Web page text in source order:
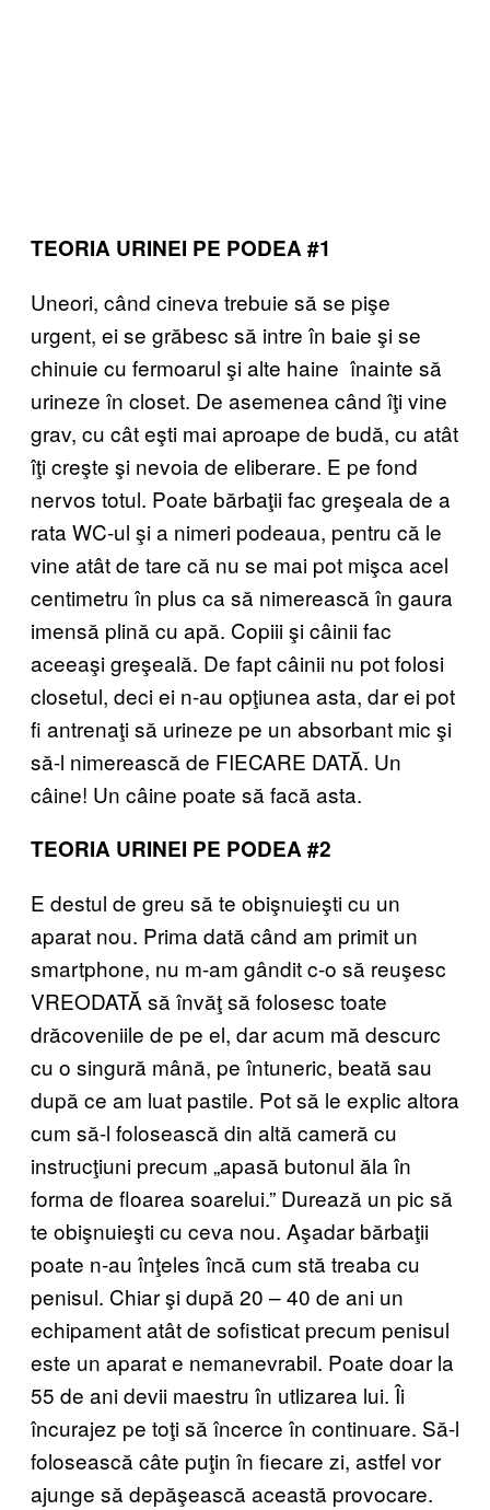
TEORIA URINEI PE PODEA #1
Uneori, când cineva trebuie să se pişe
urgent, ei se grăbesc să intre în baie şi se
chinuie cu fermoarul şi alte haine înainte să
urineze în closet. De asemenea când îţi vine
grav, cu cât eşti mai aproape de budă, cu atât
îţi creşte şi nevoia de eliberare. E pe fond
nervos totul. Poate bărbaţii fac greşeala de a
rata WC-ul şi a nimeri podeaua, pentru că le
vine atât de tare că nu se mai pot mişca acel
centimetru în plus ca să nimerească în gaura
imensă plină cu apă. Copiii şi câinii fac
aceeaşi greşeală. De fapt câinii nu pot folosi
closetul, deci ei n-au opţiunea asta, dar ei pot
fi antrenaţi să urineze pe un absorbant mic şi
să-l nimerească de FIECARE DATĂ. Un
câine! Un câine poate să facă asta.
TEORIA URINEI PE PODEA #2
E destul de greu să te obişnuieşti cu un
aparat nou. Prima dată când am primit un
smartphone, nu m-am gândit c-o să reuşesc
VREODATĂ să învăţ să folosesc toate
drăcoveniile de pe el, dar acum mă descurc
cu o singură mână, pe întuneric, beată sau
după ce am luat pastile. Pot să le explic altora
cum să-l folosească din altă cameră cu
instrucţiuni precum „apasă butonul ăla în
forma de floarea soarelui.” Durează un pic să
te obişnuieşti cu ceva nou. Aşadar bărbaţii
poate n-au înţeles încă cum stă treaba cu
penisul. Chiar şi după 20 – 40 de ani un
echipament atât de sofisticat precum penisul
este un aparat e nemanevrabil. Poate doar la
55 de ani devii maestru în utlizarea lui. Îi
încurajez pe toţi să încerce în continuare. Să-l
folosească câte puţin în fiecare zi, astfel vor
ajunge să depăşească această provocare.